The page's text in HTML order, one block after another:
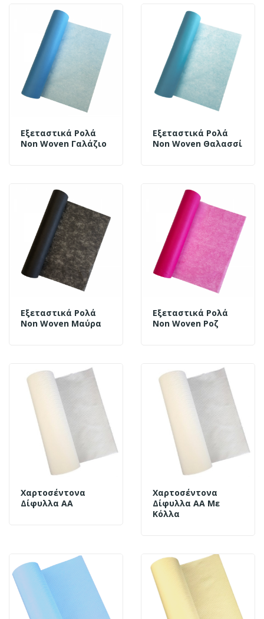
Εξεταστικά Ρολά
Non Woven Γαλάζιο
Εξεταστικά Ρολά
Non Woven Θαλασσί
Εξεταστικά Ρολά
Non Woven Μαύρα
Εξεταστικά Ρολά
Non Woven Ροζ
Χαρτοσέντονα
Δίφυλλα ΑΑ
Χαρτοσέντονα
Δίφυλλα ΑΑ Με
Κόλλα